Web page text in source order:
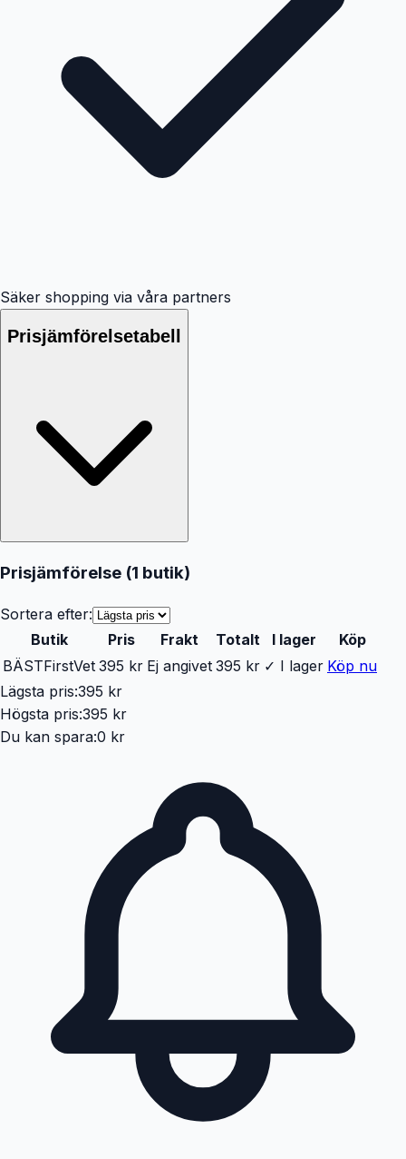
Säker shopping via våra partners
Prisjämförelsetabell
Prisjämförelse (1 butik)
Sortera efter:
Butik
Pris Frakt Totalt I lager
Köp
BÄSTFirstVet 395 kr Ej angivet 395 kr ✓ I lager Köp nu
Lägsta pris:395 kr
Högsta pris:395 kr
Du kan spara:0 kr